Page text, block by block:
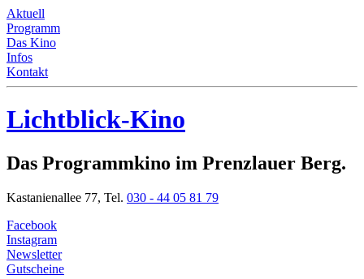
Aktuell
Programm
Das Kino
Infos
Kontakt
Lichtblick-Kino
Das Programmkino im Prenzlauer Berg.
Kastanienallee 77, Tel. 030 - 44 05 81 79
Facebook
Instagram
Newsletter
Gutscheine